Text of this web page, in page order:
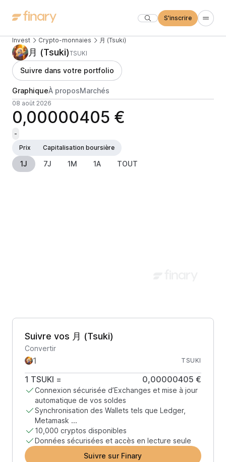
S'inscrire
Invest Crypto-monnaies 月 (Tsuki)
月 (Tsuki)TSUKI
Suivre dans votre portfolio
GraphiqueÀ proposMarchés
08 août 2026
0,00000405 €
-
Prix
Capitalisation boursière
1J 7J 1M 1A TOUT
Suivre vos 月 (Tsuki)
Convertir
TSUKI
1 TSUKI = 0,00000405 €
Connexion sécurisée d’Exchanges et mise à jour
automatique de vos soldes
Synchronisation des Wallets tels que Ledger,
Metamask ...
10,000 cryptos disponibles
Données sécurisées et accès en lecture seule
Suivre sur Finary